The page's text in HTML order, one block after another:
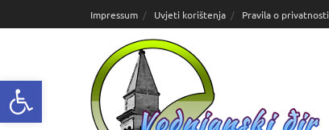
Open toolbar
do
Impressum Uvjeti korištenja Pravila o privatnosti